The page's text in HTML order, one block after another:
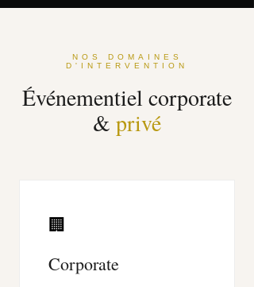
NOS DOMAINES
D'INTERVENTION
Événementiel corporate
& privé
🏢
Corporate